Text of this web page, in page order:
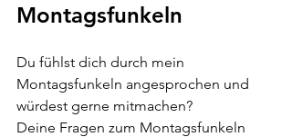
Montagsfunkeln
Du fühlst dich durch mein
Montagsfunkeln angesprochen und
würdest gerne mitmachen?
Deine Fragen zum Montagsfunkeln